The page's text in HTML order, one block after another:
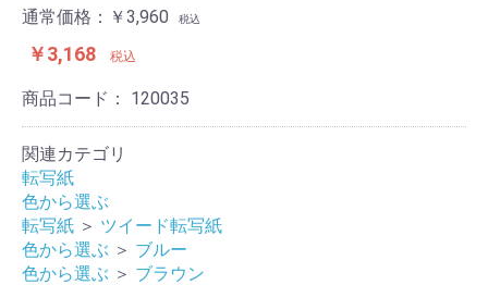
通常価格：￥3,960 税込
￥3,168 税込
商品コード： 120035
関連カテゴリ
転写紙
色から選ぶ
転写紙 ＞ ツイード転写紙
色から選ぶ ＞ ブルー
色から選ぶ ＞ ブラウン